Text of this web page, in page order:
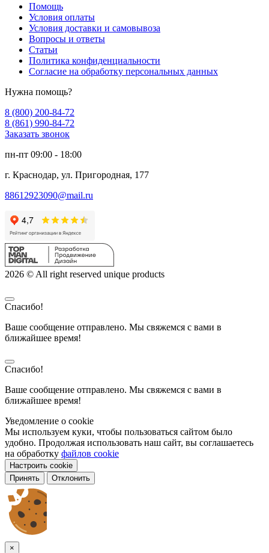
Помощь
Условия оплаты
Условия доставки и самовывоза
Вопросы и ответы
Статьи
Политика конфиденциальности
Согласие на обработку персональных данных
Нужна помощь?
8 (800) 200-84-72
8 (861) 990-84-72
Заказать звонок
пн-пт 09:00 - 18:00
г. Краснодар, ул. Пригородная, 177
88612923090@mail.ru
2026 © All right reserved unique products
Спасибо!
Ваше сообщение отправлено. Мы свяжемся с вами в
ближайшее время!
Спасибо!
Ваше сообщение отправлено. Мы свяжемся с вами в
ближайшее время!
Уведомление о cookie
Мы используем куки, чтобы пользоваться сайтом было
удобно. Продолжая использовать наш сайт, вы соглашаетесь
на обработку файлов cookie
Настроить cookie
Принять
Отклонить
×